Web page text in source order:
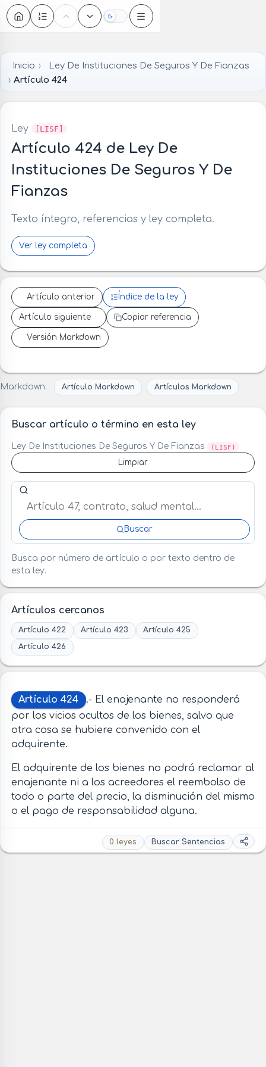
Oscuro
Inicio
Ley De Instituciones De Seguros Y De Fianzas
Artículo 424
Ley [LISF]
Artículo 424 de Ley De
Instituciones De Seguros Y De
Fianzas
Texto íntegro, referencias y ley completa.
Ver ley completa
Artículo anterior Índice de la ley
Artículo siguiente Copiar referencia
Versión Markdown
Markdown: Artículo Markdown Artículos Markdown
Buscar artículo o término en esta ley
Ley De Instituciones De Seguros Y De Fianzas (LISF)
Limpiar
Buscar artículo o término en esta ley
Buscar
Busca por número de artículo o por texto dentro de
esta ley.
Artículos cercanos
Artículo 422 Artículo 423
Artículo 425
Artículo 426
Artículo 424
.- El enajenante no responderá
por los vicios ocultos de los bienes, salvo que
otra cosa se hubiere convenido con el
adquirente.
El adquirente de los bienes no podrá reclamar al
enajenante ni a los acreedores el reembolso de
todo o parte del precio, la disminución del mismo
o el pago de responsabilidad alguna.
0 leyes Buscar Sentencias